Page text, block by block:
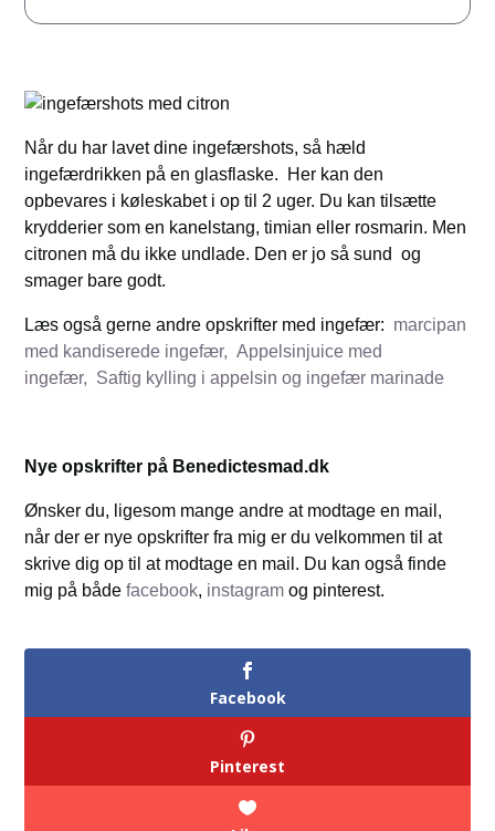
Når du har lavet dine ingefærshots, så hæld
ingefærdrikken på en glasflaske. Her kan den
opbevares i køleskabet i op til 2 uger. Du kan tilsætte
krydderier som en kanelstang, timian eller rosmarin. Men
citronen må du ikke undlade. Den er jo så sund og
smager bare godt.
Læs også gerne andre opskrifter med ingefær: marcipan
med kandiserede ingefær, Appelsinjuice med
ingefær, Saftig kylling i appelsin og ingefær marinade
Nye opskrifter på Benedictesmad.dk
Ønsker du, ligesom mange andre at modtage en mail,
når der er nye opskrifter fra mig er du velkommen til at
skrive dig op til at modtage en mail. Du kan også finde
mig på bådefacebook, instagram og pinterest.
Facebook
Pinterest